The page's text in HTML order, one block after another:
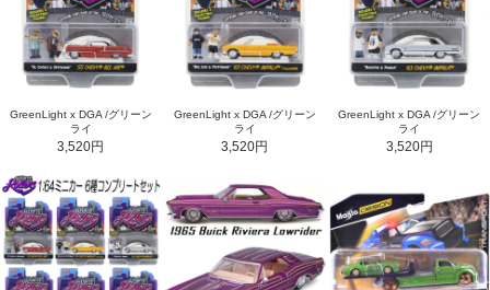
GreenLight x DGA /グリーン
ライ
3,520円
GreenLight x DGA /グリーン
ライ
3,520円
GreenLight x DGA /グリーン
ライ
3,520円